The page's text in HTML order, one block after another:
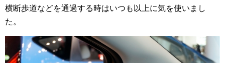
横断歩道などを通過する時はいつも以上に気を使いまし
た。